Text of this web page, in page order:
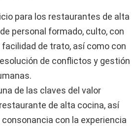
para los restaurantes de alta
personal formado, culto, con
de trato, así como con
de conflictos y gestión
de las claves del valor
de alta cocina, así
con la experiencia